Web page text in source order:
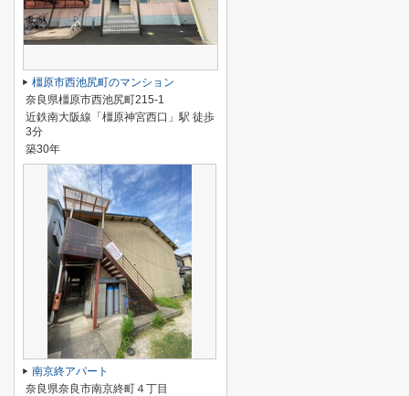
橿原市西池尻町のマンション
奈良県橿原市西池尻町215-1
近鉄南大阪線「橿原神宮西口」駅 徒歩
3分
築30年
南京終アパート
奈良県奈良市南京終町４丁目